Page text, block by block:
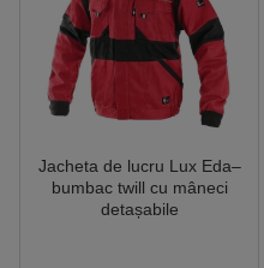
Jacheta de lucru Lux Eda–
bumbac twill cu mâneci
detașabile